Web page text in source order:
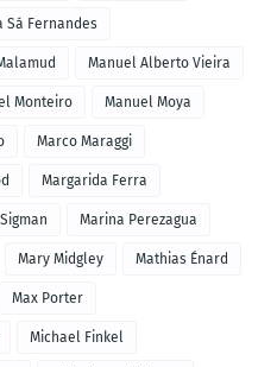
Sá Fernandes
Manuel Alberto Vieira
Monteiro Manuel Moya
Marco Maraggi
Margarida Ferra
Marina Perezagua
Mary Midgley Mathias Énard
Max Porter
Michael Finkel